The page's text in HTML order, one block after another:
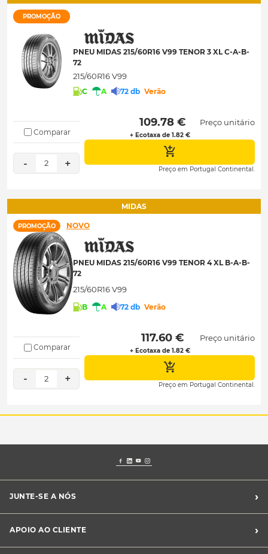
PROMOÇÃO
PNEU MIDAS 215/60R16 V99 TENOR 3 XL C-A-B-
72
215/60R16 V99
C A 72 db Verão
Comparar
- 2 +
109.78 €
+ Ecotaxa de 1.82 €
Preço unitário
Preço em Portugal Continental.
MIDAS
PROMOÇÃO NOVO
PNEU MIDAS 215/60R16 V99 TENOR 4 XL B-A-B-
72
215/60R16 V99
B A 72 db Verão
Comparar
- 2 +
117.60 €
+ Ecotaxa de 1.82 €
Preço unitário
Preço em Portugal Continental.
JUNTE-SE A NÓS ›
Franchising Midas
APOIO AO CLIENTE ›